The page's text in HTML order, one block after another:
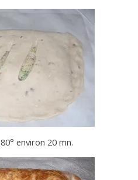
environ 20 mn.